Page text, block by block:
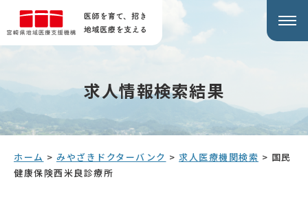
求人情報検索結果
ホーム > みやざきドクターバンク > 求人医療機関検索 > 国民
健康保険西米良診療所